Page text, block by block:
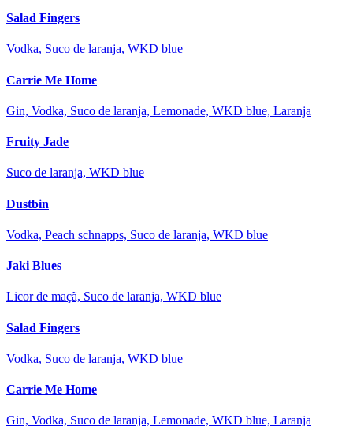
Salad Fingers
Vodka, Suco de laranja, WKD blue
Carrie Me Home
Gin, Vodka, Suco de laranja, Lemonade, WKD blue, Laranja
Fruity Jade
Suco de laranja, WKD blue
Dustbin
Vodka, Peach schnapps, Suco de laranja, WKD blue
Jaki Blues
Licor de maçã, Suco de laranja, WKD blue
Salad Fingers
Vodka, Suco de laranja, WKD blue
Carrie Me Home
Gin, Vodka, Suco de laranja, Lemonade, WKD blue, Laranja